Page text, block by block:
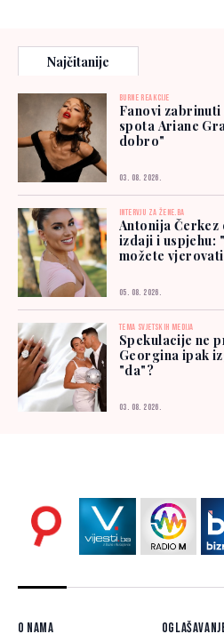
Najčitanije
BURNE REAKCIJE
Fanovi
spota Ariane
dobro"
03. 08. 2026.
INTERVJU ZA ŽENE.BA
Antonija Čerkez
izdaji i uspjehu:
možete
05. 08. 2026.
TEMA SVJETSKIH MEDIJA
Spekulacije ne
Georgina ipak
"da"?
03. 08. 2026.
O nama